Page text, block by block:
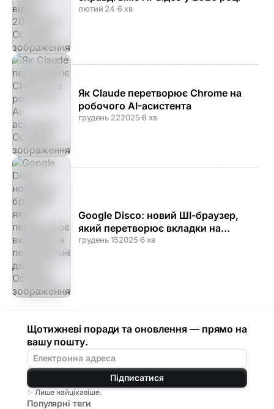
лютий 24·6 хв
Як Claude перетворює Chrome на
робочого AI-асистента
грудень 222025·8 хв
Google Disco: новий ШІ-браузер,
який перетворює вкладки на
персональні додатки
грудень 152025·6 хв
Щотижневі поради та оновлення — прямо на
вашу пошту.
Підписатися
✨ Лише найцікавіше.
Популярні теги